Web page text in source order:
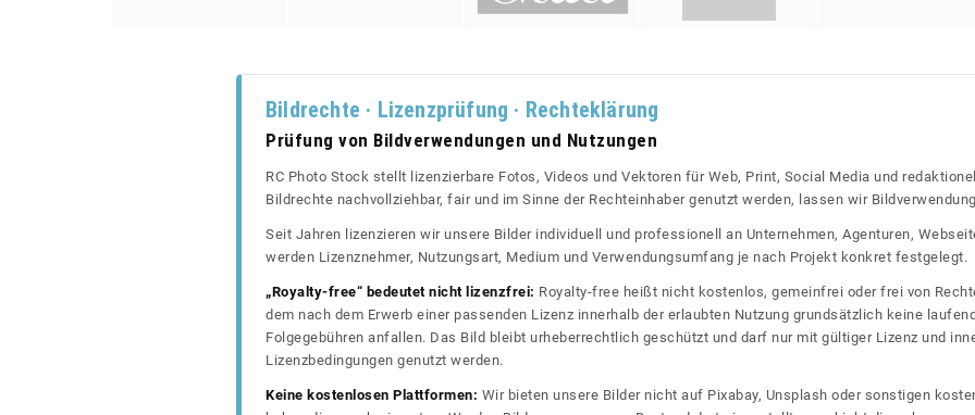
Bildrechte · Lizenzprüfung · Rechteklärung
Prüfung von Bildverwendungen und Nutzungen
RC Photo Stock stellt lizenzierbare Fotos, Videos und Vektoren für Web, Print, Social Media und
Bildrechte nachvollziehbar, fair und im Sinne der Rechteinhaber genutzt werden, lassen wir
Seit Jahren lizenzieren wir unsere Bilder individuell und professionell an Unternehmen, Agenturen,
werden Lizenznehmer, Nutzungsart, Medium und Verwendungsumfang je nach Projekt konkret festgelegt.
„Royalty-free“ bedeutet nicht lizenzfrei: Royalty-free heißt nicht kostenlos, gemeinfrei oder frei von
dem nach dem Erwerb einer passenden Lizenz innerhalb der erlaubten Nutzung grundsätzlich keine
Folgegebühren anfallen. Das Bild bleibt urheberrechtlich geschützt und darf nur mit gültiger Lizenz und
Lizenzbedingungen genutzt werden.
Keine kostenlosen Plattformen: Wir bieten unsere Bilder nicht auf Pixabay, Unsplash oder sonstigen